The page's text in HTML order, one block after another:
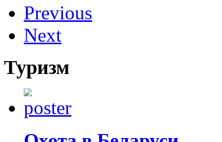
Previous
Next
Туризм